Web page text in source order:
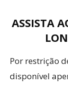
ASSISTA
Por restrição
disponível